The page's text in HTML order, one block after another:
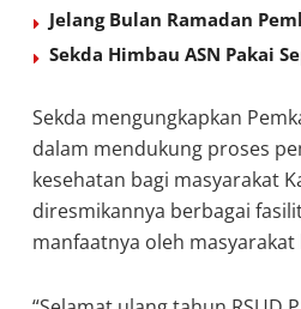
Jelang Bulan Ramadan
Sekda Himbau ASN Pakai
Sekda mengungkapkan
dalam mendukung proses
kesehatan bagi masyarakat
diresmikannya berbagai
manfaatnya oleh